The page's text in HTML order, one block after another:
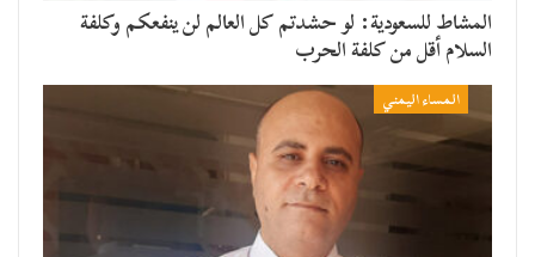
المشاط للسعودية: لو حشدتم كل العالم لن ينفعكم وكلفة
السلام أقل من كلفة الحرب
المساء اليمني